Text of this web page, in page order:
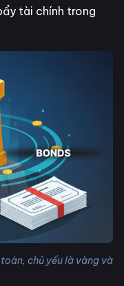
tài chính trong
chủ yếu là vàng và